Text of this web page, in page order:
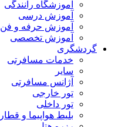
آموزشگاه رانندگی
آموزش درسی
آموزش حرفه و فن
آموزش تخصصی
گردشگری
خدمات مسافرتی
سایر
آژانس مسافرتی
تور خارجی
تور داخلی
بلیط هواپیما و قطار